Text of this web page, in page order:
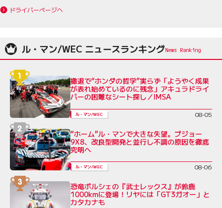
ドライバーページへ
ル・マン/WEC ニュースランキング
撤退で“ホンダの哲学”実らず「ようやく成果
が表れ始めているのに残念」アキュラドライ
バーの困難なシート探し／IMSA
ル・マン/WEC 08-05
“ホーム”ル・マンで大きな失望。プジョー
9X8、改良型開発と並行し不調の原因を徹底
究明へ
ル・マン/WEC 08-06
恐竜ポルシェの『武士レックス』が鈴鹿
1000kmに登場！リヤには「GT3ガオー」と
カタカナも